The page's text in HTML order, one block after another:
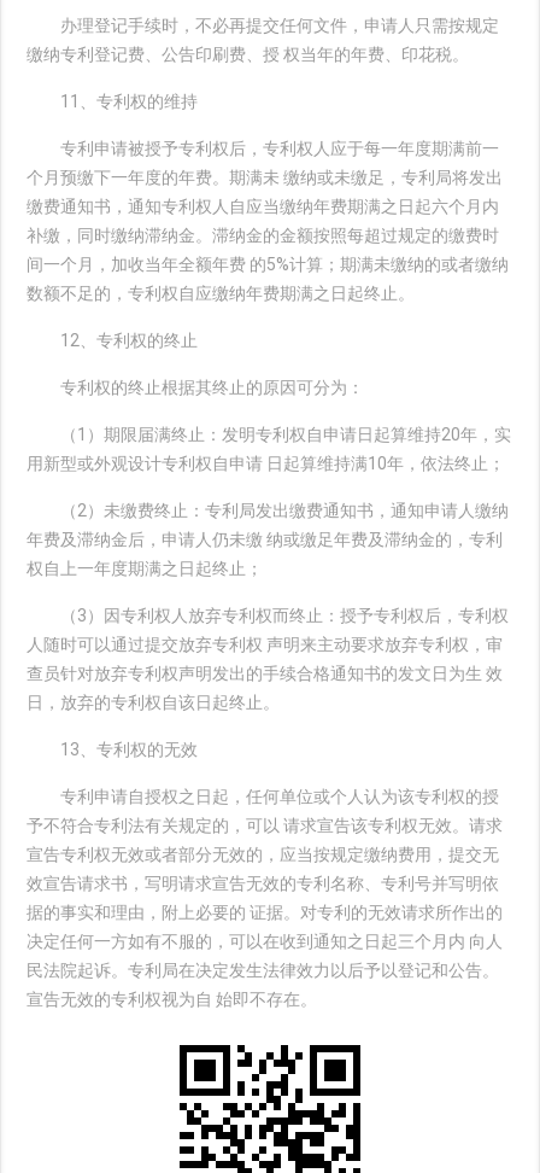
办理登记手续时，不必再提交任何文件，申请人只需按规定
缴纳专利登记费、公告印刷费、授 权当年的年费、印花税。
11、专利权的维持
专利申请被授予专利权后，专利权人应于每一年度期满前一
个月预缴下一年度的年费。期满未 缴纳或未缴足，专利局将发出
缴费通知书，通知专利权人自应当缴纳年费期满之日起六个月内
补缴，同时缴纳滞纳金。滞纳金的金额按照每超过规定的缴费时
间一个月，加收当年全额年费 的5%计算；期满未缴纳的或者缴纳
数额不足的，专利权自应缴纳年费期满之日起终止。
12、专利权的终止
专利权的终止根据其终止的原因可分为：
（1）期限届满终止：发明专利权自申请日起算维持20年，实
用新型或外观设计专利权自申请 日起算维持满10年，依法终止；
（2）未缴费终止：专利局发出缴费通知书，通知申请人缴纳
年费及滞纳金后，申请人仍未缴 纳或缴足年费及滞纳金的，专利
权自上一年度期满之日起终止；
（3）因专利权人放弃专利权而终止：授予专利权后，专利权
人随时可以通过提交放弃专利权 声明来主动要求放弃专利权，审
查员针对放弃专利权声明发出的手续合格通知书的发文日为生 效
日，放弃的专利权自该日起终止。
13、专利权的无效
专利申请自授权之日起，任何单位或个人认为该专利权的授
予不符合专利法有关规定的，可以 请求宣告该专利权无效。请求
宣告专利权无效或者部分无效的，应当按规定缴纳费用，提交无
效宣告请求书，写明请求宣告无效的专利名称、专利号并写明依
据的事实和理由，附上必要的 证据。对专利的无效请求所作出的
决定任何一方如有不服的，可以在收到通知之日起三个月内 向人
民法院起诉。专利局在决定发生法律效力以后予以登记和公告。
宣告无效的专利权视为自 始即不存在。